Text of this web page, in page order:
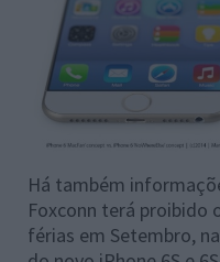
Há também
Foxconn terá proibido
férias em Setembro,